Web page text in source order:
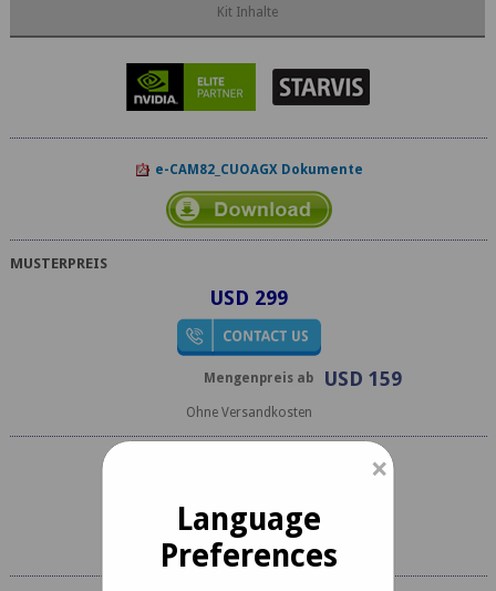
Kit Inhalte
e-CAM82_CUOAGX Dokumente
MUSTERPREIS
USD 299
Mengenpreis ab USD 159
Ohne Versandkosten
×
Language
Preferences